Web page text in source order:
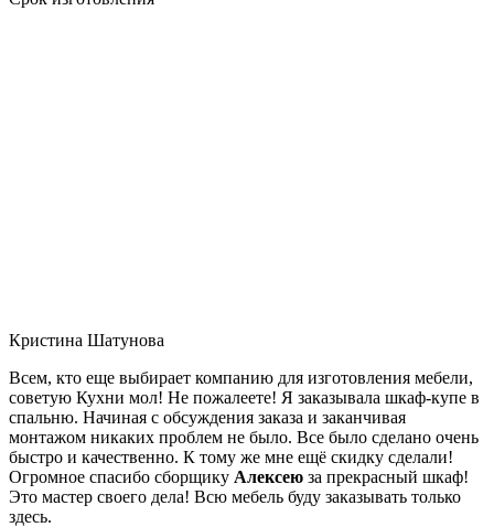
Кристина Шатунова
Всем, кто еще выбирает компанию для изготовления мебели,
советую Кухни мол! Не пожалеете! Я заказывала шкаф-купе в
спальню. Начиная с обсуждения заказа и заканчивая
монтажом никаких проблем не было. Все было сделано очень
быстро и качественно. К тому же мне ещё скидку сделали!
Огромное спасибо сборщику Алексею за прекрасный шкаф!
Это мастер своего дела! Всю мебель буду заказывать только
здесь.